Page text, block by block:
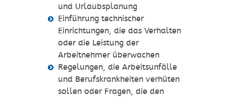
und Urlaubsplanung
Einführung technischer
Einrichtungen, die das Verhalten
oder die Leistung der
Arbeitnehmer überwachen
Regelungen, die Arbeitsunfälle
und Berufskrankheiten verhüten
sollen oder Fragen, die den